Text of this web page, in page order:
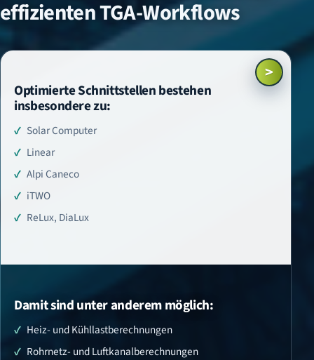
effizienten TGA-Workflows
Optimierte Schnittstellen bestehen
insbesondere zu:
Solar Computer
Linear
Alpi Caneco
iTWO
ReLux, DiaLux
>
Damit sind unter anderem möglich:
Heiz- und Kühllastberechnungen
Rohrnetz- und Luftkanalberechnungen